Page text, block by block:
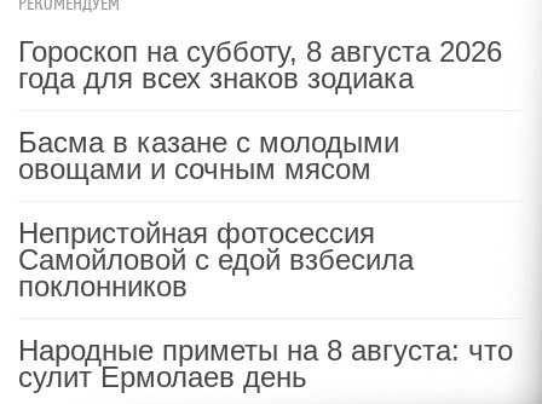
РЕКОМЕНДУЕМ
Гороскоп на субботу, 8 августа 2026
года для всех знаков зодиака
Басма в казане с молодыми
овощами и сочным мясом
Непристойная фотосессия
Самойловой с едой взбесила
поклонников
Народные приметы на 8 августа: что
сулит Ермолаев день